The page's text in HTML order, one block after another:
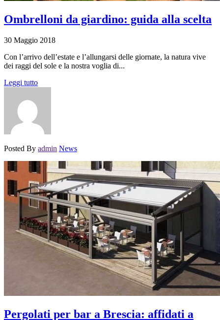
Ombrelloni da giardino: guida alla scelta
30 Maggio 2018
Con l’arrivo dell’estate e l’allungarsi delle giornate, la natura vive
dei raggi del sole e la nostra voglia di...
Leggi tutto
Posted By admin News
Pergolati per bar a Brescia: affidati a